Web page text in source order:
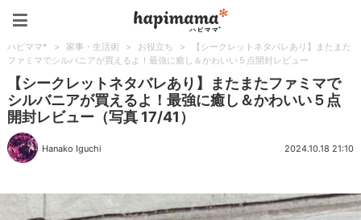
ハピママ* > 家事・生活術 > お役立ち >
【シークレットネタバレあり】またまた
ファミマでシルバニアが買えるよ！最強に癒し＆かわいい５点開封レビュー
【シークレットネタバレあり】またまたファミマで
シルバニアが買えるよ！最強に癒し＆かわいい５点
開封レビュー（写真 17/41）
Hanako Iguchi 2024.10.18 21:10